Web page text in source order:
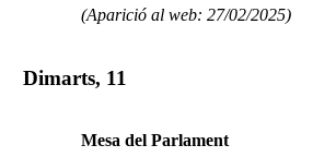
(Aparició al web: 27/02/2025)
Dimarts, 11
Mesa del Parlament